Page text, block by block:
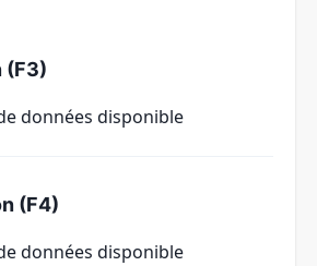
(F3)
données disponible
(F4)
données disponible